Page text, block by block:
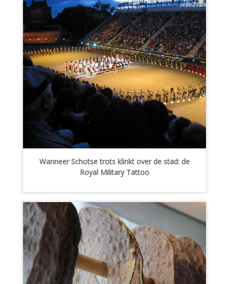
Wanneer Schotse trots klinkt over de stad: de
Royal Military Tattoo